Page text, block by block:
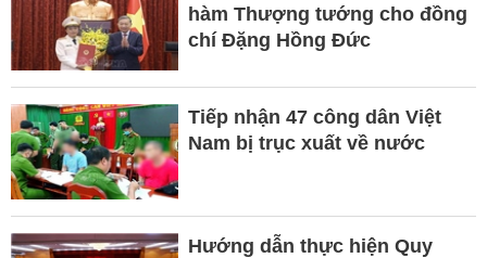
hàm Thượng tướng cho đồng
chí Đặng Hồng Đức
Tiếp nhận 47 công dân Việt
Nam bị trục xuất về nước
Hướng dẫn thực hiện Quy